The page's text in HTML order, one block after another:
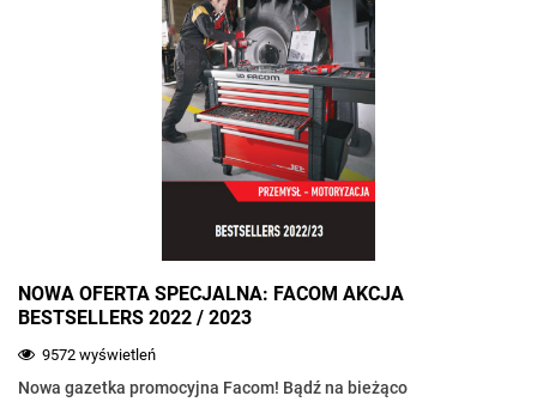
NOWA OFERTA SPECJALNA: FACOM AKCJA
BESTSELLERS 2022 / 2023
9572 wyświetleń
Nowa gazetka promocyjna Facom! Bądź na bieżąco